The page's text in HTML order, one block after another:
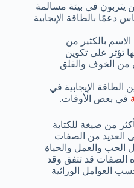
يتربون في بيئة مسالمة
دعمًا بالطاقة الإيجابية
بالكثير من
تؤثر على تكوين
الخوف والقلق
الإيجابية في
في بعض الأوقات.
من صيغة للكتابة
العديد من الصفات
الحب والعمل والحياة
الصفات قد تتفق وقد
العوامل الوراثية